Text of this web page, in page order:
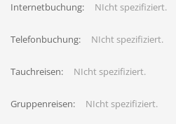
Internetbuchung: NIcht spezifiziert.
Telefonbuchung: NIcht spezifiziert.
Tauchreisen: NIcht spezifiziert.
Gruppenreisen: NIcht spezifiziert.